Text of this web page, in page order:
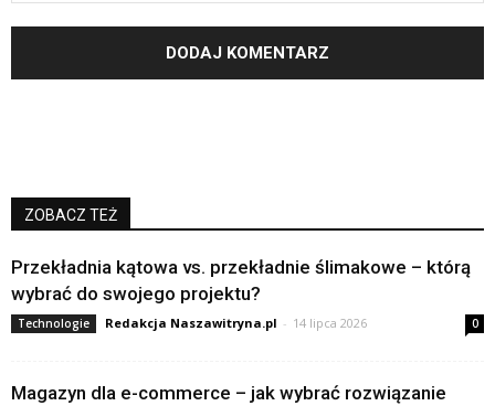
ZOBACZ TEŻ
Przekładnia kątowa vs. przekładnie ślimakowe – którą
wybrać do swojego projektu?
Technologie Redakcja Naszawitryna.pl - 14 lipca 2026 0
Magazyn dla e-commerce – jak wybrać rozwiązanie